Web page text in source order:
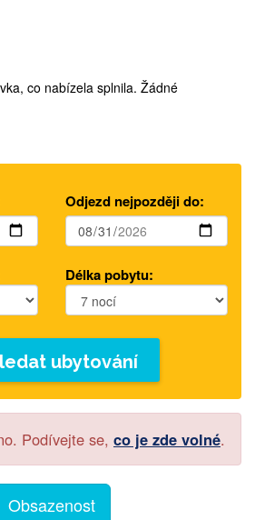
co nabízela splnila. Žádné
Odjezd nejpozději do:
Délka pobytu:
ubytování
Podívejte se, co je zde volné.
Obsazenost